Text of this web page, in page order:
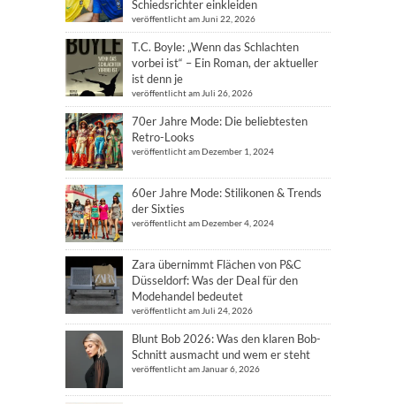
Schiedsrichter einkleiden
veröffentlicht am Juni 22, 2026
T.C. Boyle: „Wenn das Schlachten
vorbei ist“ – Ein Roman, der aktueller
ist denn je
veröffentlicht am Juli 26, 2026
70er Jahre Mode: Die beliebtesten
Retro-Looks
veröffentlicht am Dezember 1, 2024
60er Jahre Mode: Stilikonen & Trends
der Sixties
veröffentlicht am Dezember 4, 2024
Zara übernimmt Flächen von P&C
Düsseldorf: Was der Deal für den
Modehandel bedeutet
veröffentlicht am Juli 24, 2026
Blunt Bob 2026: Was den klaren Bob-
Schnitt ausmacht und wem er steht
veröffentlicht am Januar 6, 2026